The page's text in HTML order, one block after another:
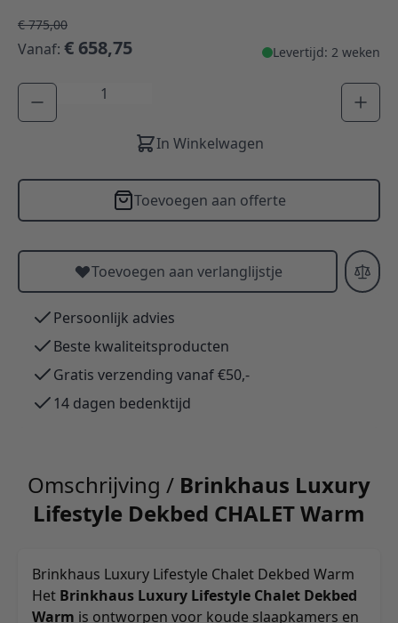
€ 775,00
Vanaf: € 658,75 Levertijd: 2 weken
Aantal
In Winkelwagen
Toevoegen aan offerte
Toevoegen aan verlanglijstje
Persoonlijk advies
Beste kwaliteitsproducten
Gratis verzending vanaf €50,-
14 dagen bedenktijd
Omschrijving / Brinkhaus Luxury
Lifestyle Dekbed CHALET Warm
Brinkhaus Luxury Lifestyle Chalet Dekbed Warm
Het Brinkhaus Luxury Lifestyle Chalet Dekbed
Warm is ontworpen voor koude slaapkamers en